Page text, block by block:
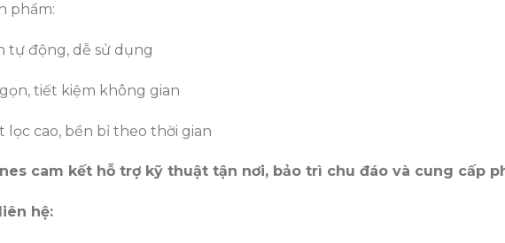
phẩm:
tự động, dễ sử dụng
tiết kiệm không gian
lọc cao, bền bỉ theo thời gian
cam kết hỗ trợ kỹ thuật tận nơi, bảo trì chu đáo và cung cấp
hệ: